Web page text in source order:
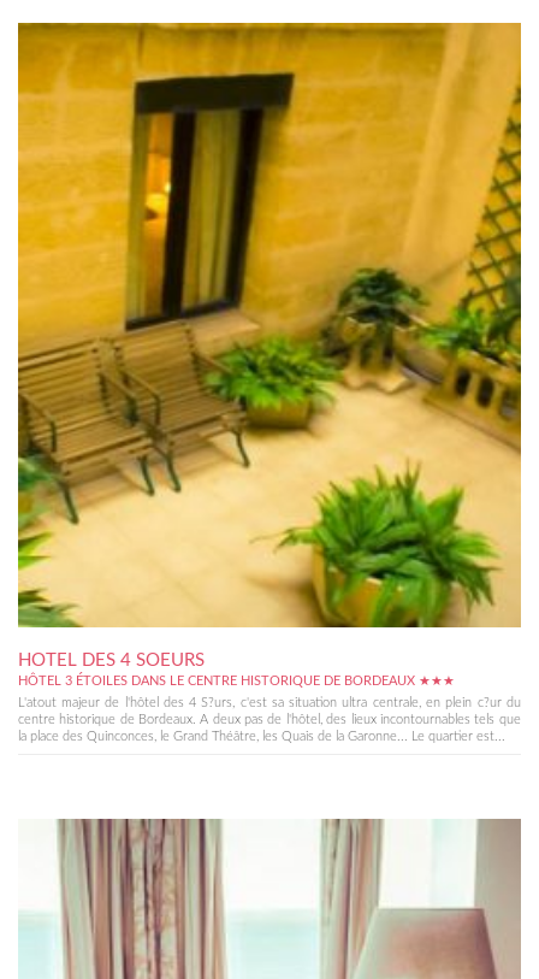
HOTEL DES 4 SOEURS
HÔTEL 3 ÉTOILES DANS LE CENTRE HISTORIQUE DE BORDEAUX ★★★
L'atout majeur de l'hôtel des 4 S?urs, c'est sa situation ultra centrale, en plein c?ur du
centre historique de Bordeaux. A deux pas de l'hôtel, des lieux incontournables tels que
la place des Quinconces, le Grand Théâtre, les Quais de la Garonne... Le quartier est...